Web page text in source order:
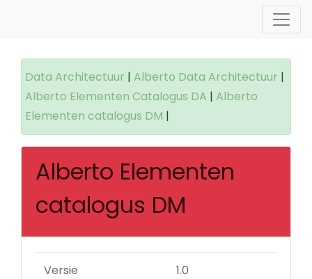
Data Architectuur | Alberto Data Architectuur |
Alberto Elementen Catalogus DA | Alberto
Elementen catalogus DM |
Alberto Elementen
catalogus DM
Versie 1.0